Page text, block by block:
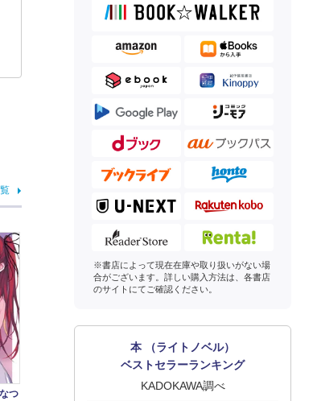
つ
※書店によって現在在庫や取り扱いがない場
合がございます。詳しい購入方法は、各書店
のサイトにてご確認ください。
本 （ライトノベル）
ベストセラーランキング
KADOKAWA調べ